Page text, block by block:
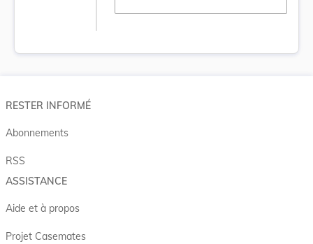
RESTER INFORMÉ
Abonnements
RSS
ASSISTANCE
Aide et à propos
Projet Casemates